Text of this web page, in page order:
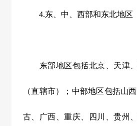
4.东、中、西部和东北地区
东部地区包括北京、天津、
（直辖市）；中部地区包括山
古、广西、重庆、四川、贵州